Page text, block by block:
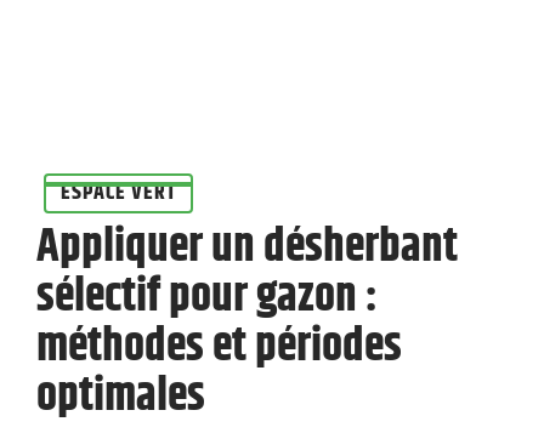
ESPACE VERT
Appliquer un désherbant
sélectif pour gazon :
méthodes et périodes
optimales